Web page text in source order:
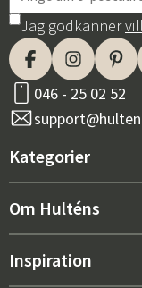
Sverige
Norge
Jag godkänner
046 - 25 02 52
Kategorier
Nytt hos oss
Om Hulténs
Om Hulténs
Inspiration